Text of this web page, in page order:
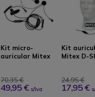
Kit micro-
auricular Mitex
70,35 €
49,95 € s/Iva
Kit
Mitex D-
24,95 €
17,95 €